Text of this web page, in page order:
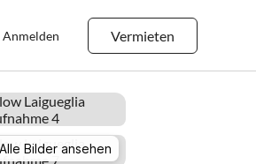
Vermieten
Anmelden
Alle Bilder ansehen